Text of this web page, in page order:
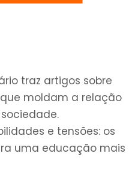
traz artigos sobre
moldam a relação
e tensões: os
uma educação mais